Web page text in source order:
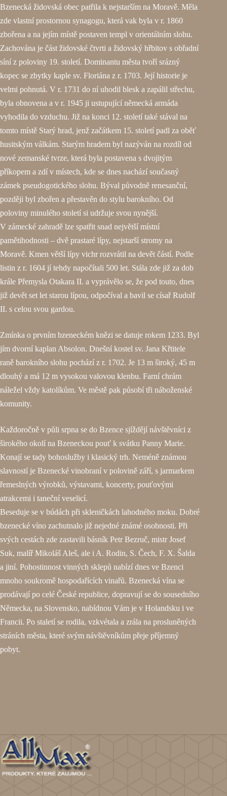
Bzenecká židovská obec patřila k nejstarším na Moravě. Měla
zde vlastní prostornou synagogu, která vak byla v r. 1860
zbořena a na jejím místě postaven templ v orientálním slohu.
Zachována je část židovské čtvrti a židovský hřbitov s obřadní
síní z poloviny 19. století. Dominantu města tvoří srázný
kopec se zbytky kaple sv. Floriána z r. 1703. Její historie je
velmi pohnutá. V r. 1731 do ní uhodil blesk a zapálil střechu,
byla obnovena a v r. 1945 ji ustupující německá armáda
vyhodila do vzduchu. Již na konci 12. století také stával na
tomto místě Starý hrad, jenž začátkem 15. století padl za oběť
husitským válkám. Starým hradem byl nazýván na rozdíl od
nové zemanské tvrze, která byla postavena s dvojitým
příkopem a zdí v místech, kde se dnes nachází současný
zámek pseudogotického slohu. Býval původně renesanční,
později byl zbořen a přestavěn do stylu barokního. Od
poloviny minulého století si udržuje svou nynější.
V zámecké zahradě lze spatřit snad největší místní
pamětihodnosti – dvě prastaré lípy, nejstarší stromy na
Moravě. Kmen větší lípy vichr rozvrátil na devět částí. Podle
listin z r. 1604 jí tehdy napočítali 500 let. Stála zde již za dob
krále Přemysla Otakara II. a vyprávělo se, že pod touto, dnes
již devět set let starou lípou, odpočíval a bavil se císař Rudolf
II. s celou svou gardou.
Zmínka o prvním bzeneckém knězi se datuje rokem 1233. Byl
jím dvorní kaplan Absolon. Dnešní kostel sv. Jana Křtitele
raně barokního slohu pochází z r. 1702. Je 13 m široký, 45 m
dlouhý a má 12 m vysokou valovou klenbu. Farní chrám
náležel vždy katolíkům. Ve městě pak působí tři náboženské
komunity.
Každoročně v půli srpna se do Bzence sjíždějí návštěvníci z
širokého okolí na Bzeneckou pouť k svátku Panny Marie.
Konají se tady bohoslužby i klasický trh. Neméně známou
slavností je Bzenecké vinobraní v polovině září, s jarmarkem
řemeslných výrobků, výstavami, koncerty, pouťovými
atrakcemi i taneční veselicí.
Beseduje se v búdách při skleničkách lahodného moku. Dobré
bzenecké víno zachutnalo již nejedné známé osobnosti. Při
svých cestách zde zastavili básník Petr Bezruč, mistr Josef
Suk, malíř Mikoláš Aleš, ale i A. Rodin, S. Čech, F. X. Šalda
a jiní. Pohostinnost vinných sklepů nabízí dnes ve Bzenci
mnoho soukromě hospodařících vinařů. Bzenecká vína se
prodávají po celé České republice, dopravují se do sousedního
Německa, na Slovensko, nabídnou Vám je v Holandsku i ve
Francii. Po staletí se rodila, vzkvétala a zrála na prosluněných
stráních města, které svým návštěvníkům přeje příjemný
pobyt.